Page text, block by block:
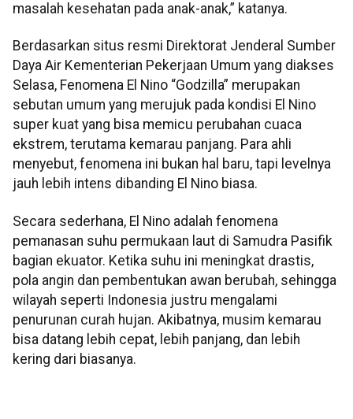
masalah kesehatan pada anak-anak,” katanya.
Berdasarkan situs resmi Direktorat Jenderal Sumber
Daya Air Kementerian Pekerjaan Umum yang diakses
Selasa, Fenomena El Nino “Godzilla” merupakan
sebutan umum yang merujuk pada kondisi El Nino
super kuat yang bisa memicu perubahan cuaca
ekstrem, terutama kemarau panjang. Para ahli
menyebut, fenomena ini bukan hal baru, tapi levelnya
jauh lebih intens dibanding El Nino biasa.
Secara sederhana, El Nino adalah fenomena
pemanasan suhu permukaan laut di Samudra Pasifik
bagian ekuator. Ketika suhu ini meningkat drastis,
pola angin dan pembentukan awan berubah, sehingga
wilayah seperti Indonesia justru mengalami
penurunan curah hujan. Akibatnya, musim kemarau
bisa datang lebih cepat, lebih panjang, dan lebih
kering dari biasanya.